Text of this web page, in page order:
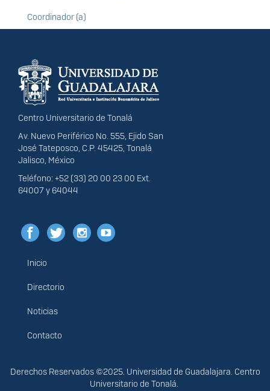
Coordinador (a)
Información del
portal
Centro Universitario de Tonalá
Av. Nuevo Periférico No. 555, Ejido San
José Tateposco, C.P. 45425, Tonalá
Jalisco, México
Teléfono: +52 (33) 20 00 23 00 Ext.
64007 y 64044
Menú
principal
Inicio
Directorio
Noticias
Contacto
Derechos
Derechos Reservados ©2025. Universidad de Guadalajara. Centro
Universitario de Tonalá.